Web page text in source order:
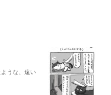
うな、遠い